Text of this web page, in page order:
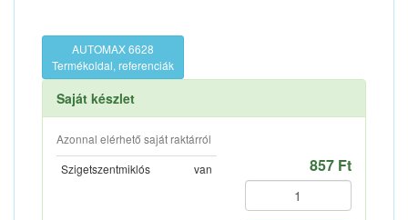
AUTOMAX 6628
Termékoldal, referenciák
Saját készlet
Azonnal elérhető saját raktárról
Szigetszentmiklós
van 857 Ft